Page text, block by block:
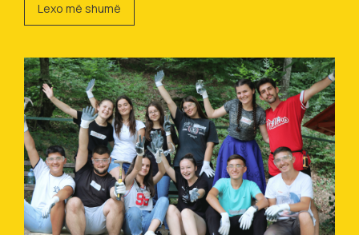
Lexo më shumë